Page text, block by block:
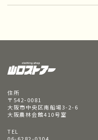
住所
〒542-0081
大阪市中央区南船場3-2-6
大阪農林会館410号室
TEL
06-6282-0304